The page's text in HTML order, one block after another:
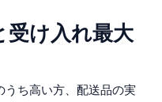
け入れ最大
うち高い方、配送品の実